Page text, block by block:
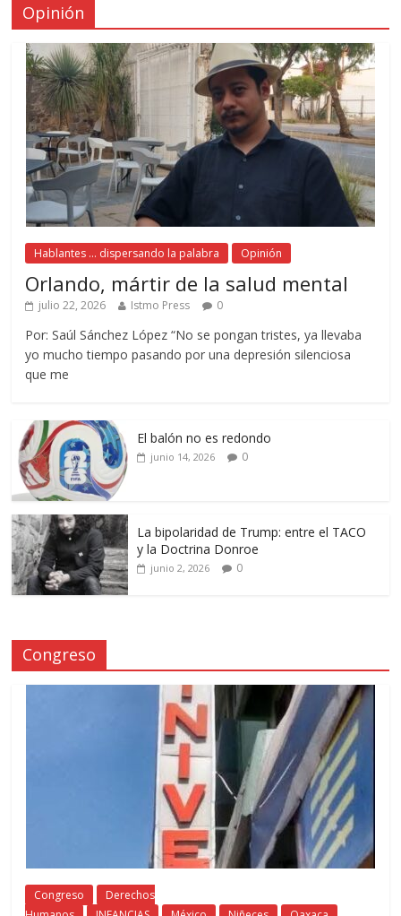
Opinión
Hablantes ... dispersando la palabra Opinión
Orlando, mártir de la salud mental
julio 22, 2026 Istmo Press 0
Por: Saúl Sánchez López “No se pongan tristes, ya llevaba
yo mucho tiempo pasando por una depresión silenciosa
que me
El balón no es redondo
junio 14, 2026 0
La bipolaridad de Trump: entre el TACO
y la Doctrina Donroe
junio 2, 2026 0
Congreso
Congreso
Derechos